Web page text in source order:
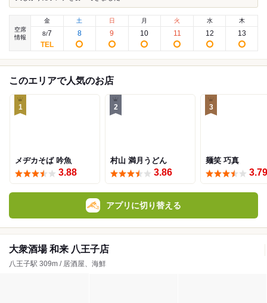
空席
情報
金
8/7
土
8
日
9
月
10
火
11
水
12
木
13
このエリアで人気のお店
1
メヂカそば 吟魚
3.88
2
村山 満月うどん
3.86
3
麺笑 巧真
3.79
アプリに切り替える
大衆酒場 和来 八王子店
八王子駅 309m / 居酒屋、海鮮